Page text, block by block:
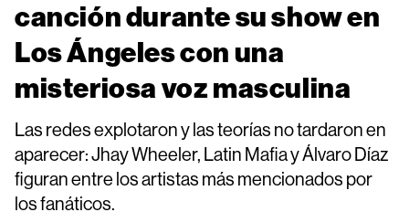
canción durante su show en
Los Ángeles con una
misteriosa voz masculina
Las redes explotaron y las teorías no tardaron en
aparecer: Jhay Wheeler, Latin Mafia y Álvaro Díaz
figuran entre los artistas más mencionados por
los fanáticos.